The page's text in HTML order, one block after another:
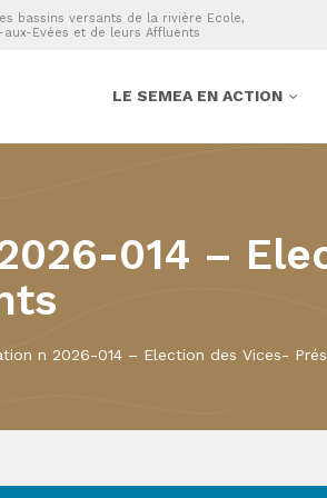
bassins versants de la rivière Ecole,
Evées et de leurs Affluents
LE SEMEA EN ACTION
014 –
n 2026-014 – Election des Vices-